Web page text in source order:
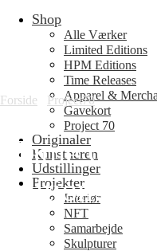
FortsætShop
Alle Værker
Limited Editions
HPM Editions
Time Releases
Apparel &
Gavekort
Project 70
Originaler
Kunstneren
Udstillinger
Projekter
Interiør
NFT
Samarbejde
Skulpturer
Forside Project70
Flame
Edition: